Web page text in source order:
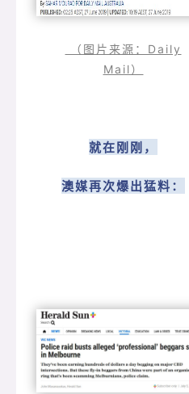
（图片来源：Daily
Mail）
就在刚刚，
澳媒再次爆出猛料：